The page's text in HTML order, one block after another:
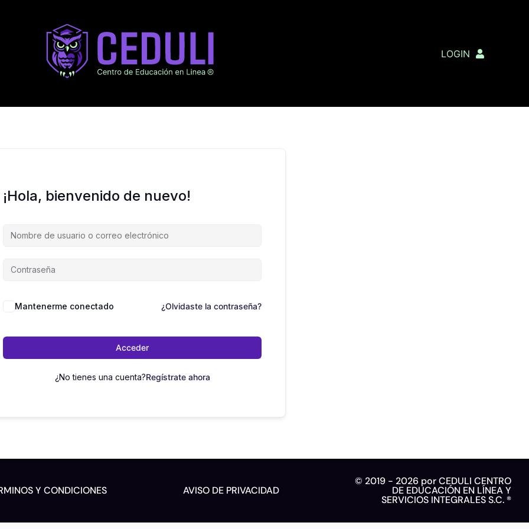
LOGIN
¡Hola, bienvenido de nuevo!
Mantenerme conectado ¿Olvidaste la contraseña?
Acceder
¿No tienes una cuenta?Regístrate ahora
Y CONDICIONES AVISO DE PRIVACIDAD
© 2019 - 2026 por CEDULI CENTRO
DE EDUCACIÓN EN LÍNEA Y
SERVICIOS INTEGRALES S.C. ®